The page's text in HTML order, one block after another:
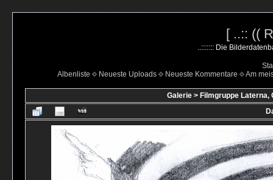
[ ..:: ((
..::::::: Die
Albenliste
Neueste Uploads Neueste Kommentare Am
Galerie > Filmgruppe Laterna,